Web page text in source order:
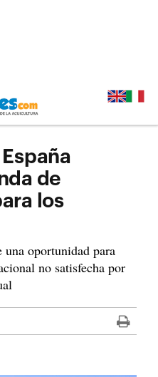
de
los
oportunidad para
no satisfecha por